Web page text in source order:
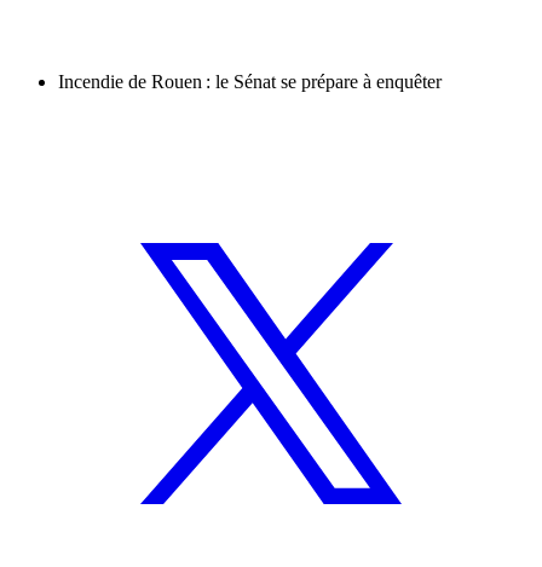
Incendie de Rouen : le Sénat se prépare à enquêter